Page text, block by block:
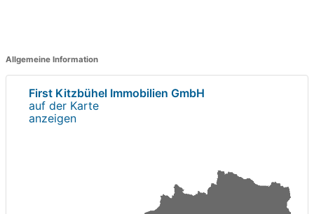
Allgemeine Information
First Kitzbühel Immobilien GmbH
auf der Karte
anzeigen